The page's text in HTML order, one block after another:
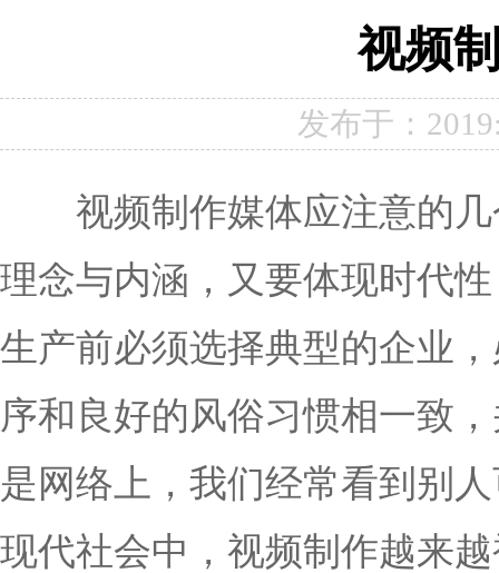
视频
发布于：
视频制作媒体应注意的几
理念与内涵，又要体现时代
生产前必须选择典型的企业
序和良好的风俗习惯相一致
是网络上，我们经常看到别
现代社会中，视频制作越来